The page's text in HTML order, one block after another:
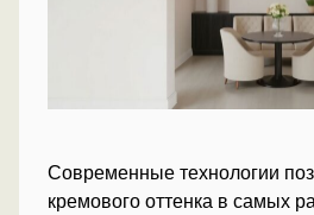
Современные технологии
кремового оттенка в самых